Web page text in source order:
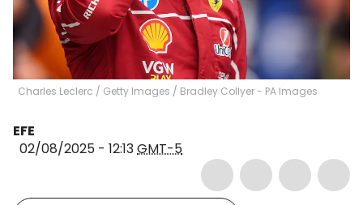
Charles Leclerc / Getty Images / Bradley Collyer - PA Images
EFE
02/08/2025 - 12:13GMT-5